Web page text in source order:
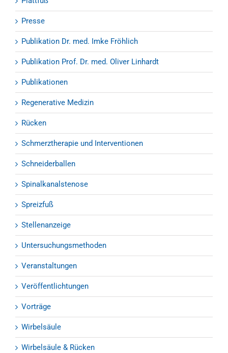
Presse
Publikation Dr. med. Imke Fröhlich
Publikation Prof. Dr. med. Oliver Linhardt
Publikationen
Regenerative Medizin
Rücken
Schmerztherapie und Interventionen
Schneiderballen
Spinalkanalstenose
Spreizfuß
Stellenanzeige
Untersuchungsmethoden
Veranstaltungen
Veröffentlichtungen
Vorträge
Wirbelsäule
Wirbelsäule & Rücken